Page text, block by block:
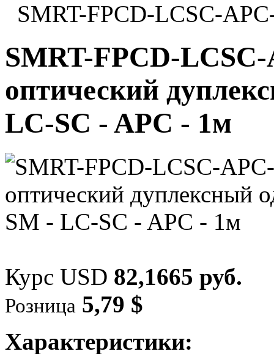
SMRT-FPCD-LCSC-
SMRT-FPCD-
оптический
LC-SC - APC - 1м
Курс USD 82,1665 руб.
Розница 5,79 $
Характеристики: